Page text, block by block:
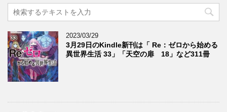
2023/03/29
3月29日のKindle新刊は「 Re：ゼロから始める
異世界生活 33」「天空の扉 18」など311冊